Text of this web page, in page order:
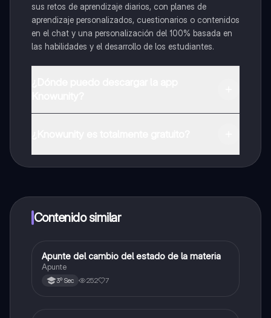
sus retos de aprendizaje diarios, con planes de
aprendizaje personalizados, cuestionarios o contenidos
en el chat y una personalización del 100% basada en
las habilidades y el desarrollo de los estudiantes.
a determinadas funciones.
Contenido similar
Biología
Apunte del cambio del estado de la materia
Apunte
3º Sec 252 7